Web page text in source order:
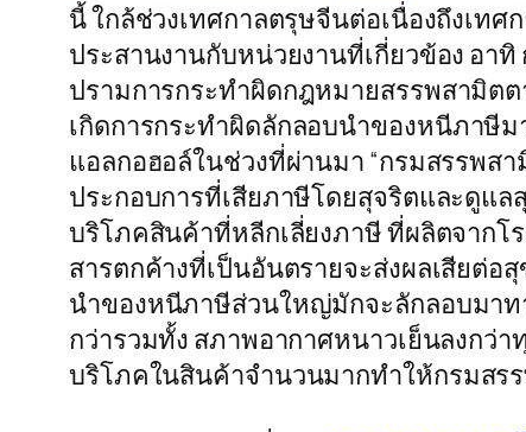
นี้ ใกล้ช่วงเทศกาลตรุษจีนต่อเนื่องถึงเท
ประสานงานกับหน่วยงานที่เกี่ยวข้อง อา
ปรามการกระทำผิดกฎหมายสรรพสามิต
เกิดการกระทำผิดลักลอบนำของหนีภาษีม
แอลกอฮอล์ในช่วงที่ผ่านมา “กรมสรรพส
ประกอบการที่เสียภาษีโดยสุจริตและดูแ
บริโภคสินค้าที่หลีกเลี่ยงภาษี ที่ผลิตจาก
สารตกค้างที่เป็นอันตรายจะส่งผลเสียต่
นำของหนีภาษีส่วนใหญ่มักจะลักลอบมาท
กว่ารวมทั้ง สภาพอากาศหนาวเย็นลงกว่
บริโภคในสินค้าจำนวนมากทำให้กรมสร